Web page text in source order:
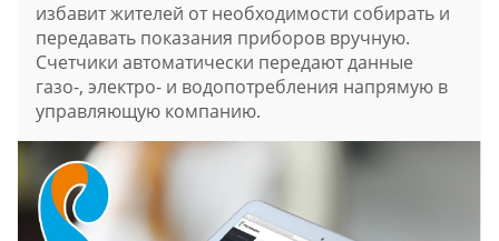
избавит жителей от необходимости собирать и
передавать показания приборов вручную.
Счетчики автоматически передают данные
газо-, электро- и водопотребления напрямую в
управляющую компанию.